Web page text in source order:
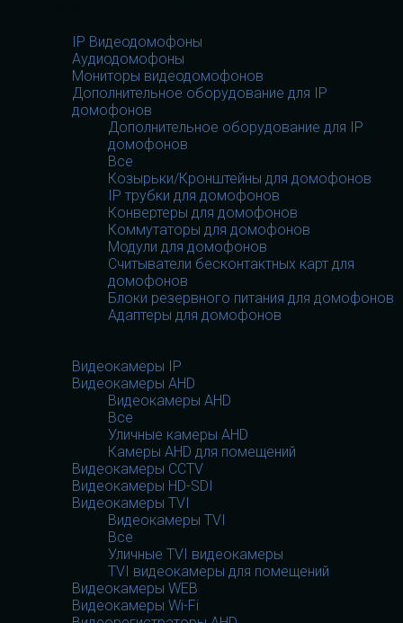
IP Видеодомофоны
Аудиодомофоны
Мониторы видеодомофонов
Дополнительное оборудование для IP
домофонов
Дополнительное оборудование для IP
домофонов
Все
Козырьки/Кронштейны для домофонов
IP трубки для домофонов
Конвертеры для домофонов
Коммутаторы для домофонов
Модули для домофонов
Считыватели бесконтактных карт для
домофонов
Блоки резервного питания для домофонов
Адаптеры для домофонов
Видеокамеры IP
Видеокамеры AHD
Видеокамеры AHD
Все
Уличные камеры AHD
Камеры AHD для помещений
Видеокамеры CCTV
Видеокамеры HD-SDI
Видеокамеры TVI
Видеокамеры TVI
Все
Уличные TVI видеокамеры
TVI видеокамеры для помещений
Видеокамеры WEB
Видеокамеры Wi-Fi